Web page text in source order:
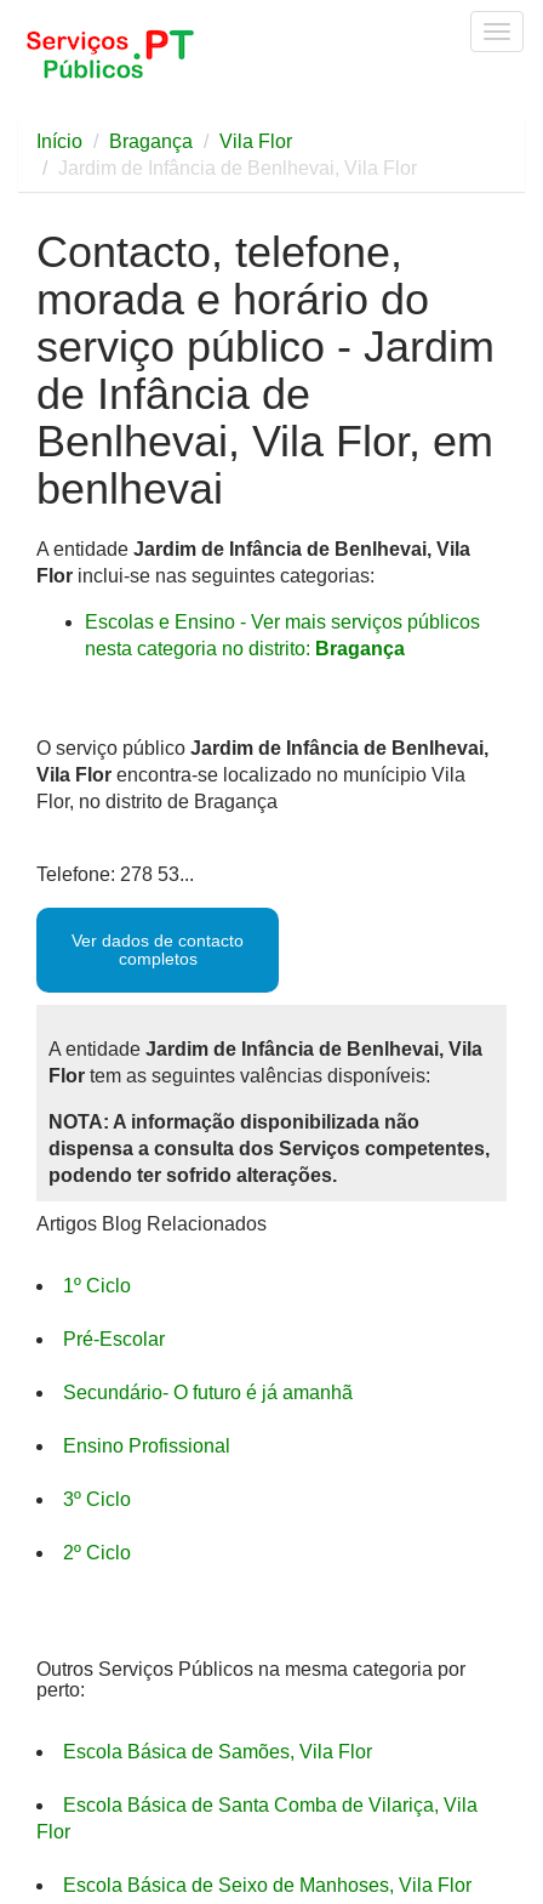
Início Bragança
Vila Flor
Jardim de Infância de Benlhevai, Vila Flor
Contacto, telefone,
morada e horário do
serviço público - Jardim
de Infância de
Benlhevai, Vila Flor, em
benlhevai
A entidade Jardim de Infância de Benlhevai, Vila
Flor inclui-se nas seguintes categorias:
Escolas e Ensino - Ver mais serviços públicos
nesta categoria no distrito: Bragança
O serviço público Jardim de Infância de Benlhevai,
Vila Flor encontra-se localizado no munícipio Vila
Flor, no distrito de Bragança
Telefone: 278 53...
Ver dados de contacto
completos
A entidade Jardim de Infância de Benlhevai, Vila
Flor tem as seguintes valências disponíveis:
NOTA: A informação disponibilizada não
dispensa a consulta dos Serviços competentes,
podendo ter sofrido alterações.
Artigos Blog Relacionados
1º Ciclo
Pré-Escolar
Secundário- O futuro é já amanhã
Ensino Profissional
3º Ciclo
2º Ciclo
Outros Serviços Públicos na mesma categoria por
perto:
Escola Básica de Samões, Vila Flor
Escola Básica de Santa Comba de Vilariça, Vila
Flor
Escola Básica de Seixo de Manhoses, Vila Flor